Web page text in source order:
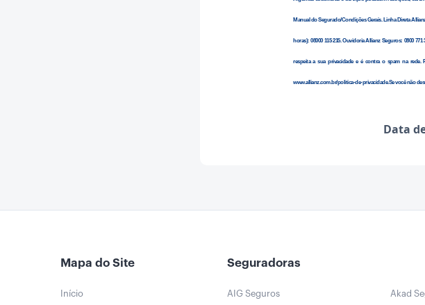
Manual do Segurado/Condições Gerais. Linha Direta
horas): 08000 115 215. Ouvidoria Allianz Seguros: 0800
respeita a sua privacidade e é contra o spam na rede.
www.allianz.com.br/politica-de-privacidade.Se você não
Data
Mapa do Site
Início
Seguradoras
AIG Seguros Akad